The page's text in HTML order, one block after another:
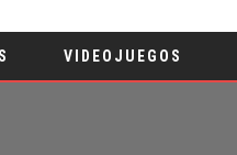
VIDEOJUEGOS